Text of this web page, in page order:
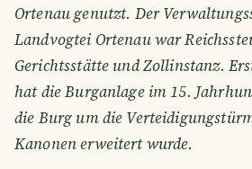
Ortenau genutzt. Der
Landvogtei Ortenau war
Gerichtsstätte und Zollinstanz.
hat die Burganlage im 15.
die Burg um die
Kanonen erweitert wurde.